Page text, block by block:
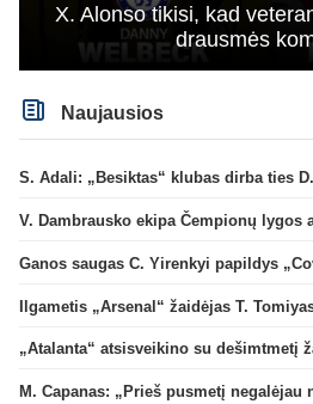
X. Alonso tikisi, kad
drausmės
Naujausios
Ganos saugas C. Yirenkyi papildys